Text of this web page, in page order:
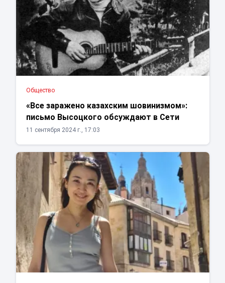
Общество
«Все заражено казахским шовинизмом»:
письмо Высоцкого обсуждают в Сети
11 сентября 2024 г., 17:03